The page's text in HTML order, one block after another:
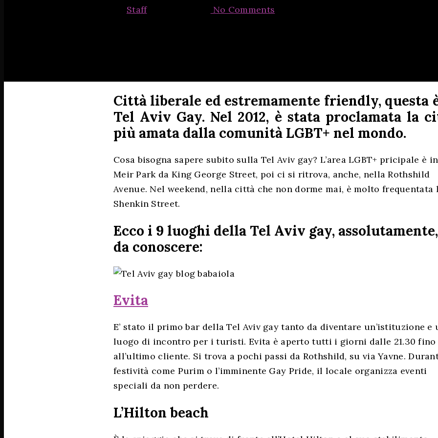
Staff31 Agosto 2018 No Comments
Città liberale ed estremamente friendly, questa
Tel Aviv Gay. Nel 2012, è stata proclamata la
più amata dalla comunità LGBT+ nel mondo.
Cosa bisogna sapere subito sulla Tel Aviv gay? L’area LGBT+ pricipale è in
Meir Park da King George Street, poi ci si ritrova, anche, nella Rothshild
Avenue. Nel weekend, nella città che non dorme mai, è molto frequentata
Shenkin Street.
Ecco i 9 luoghi della Tel Aviv gay, assolutamente,
da conoscere:
Evita
E’ stato il primo bar della Tel Aviv gay tanto da diventare un’istituzione e
luogo di incontro per i turisti. Evita è aperto tutti i giorni dalle 21.30 fino
all’ultimo cliente. Si trova a pochi passi da Rothshild, su via Yavne.
festività come Purim o l’imminente Gay Pride, il locale organizza eventi
speciali da non perdere.
L’Hilton beach